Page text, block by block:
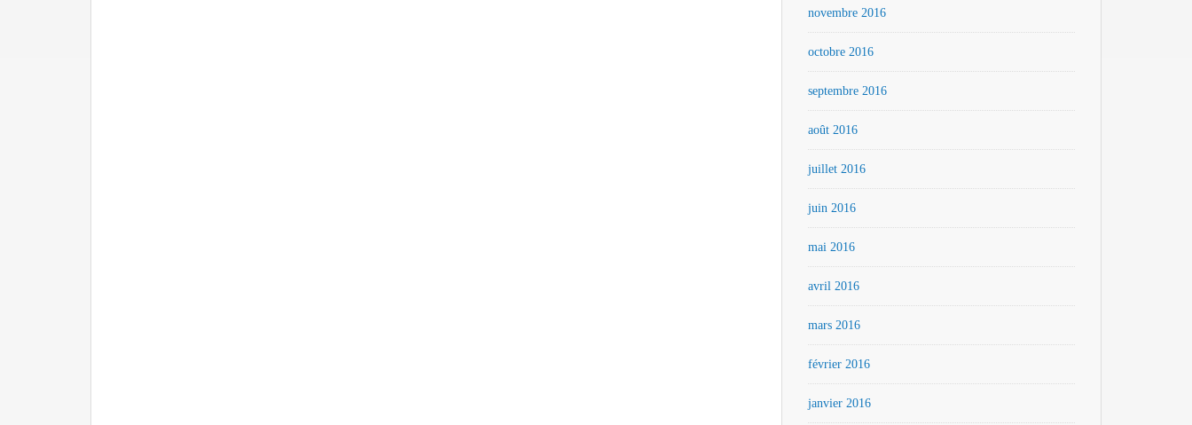
novembre 2016
octobre 2016
septembre 2016
août 2016
juillet 2016
juin 2016
mai 2016
avril 2016
mars 2016
février 2016
janvier 2016